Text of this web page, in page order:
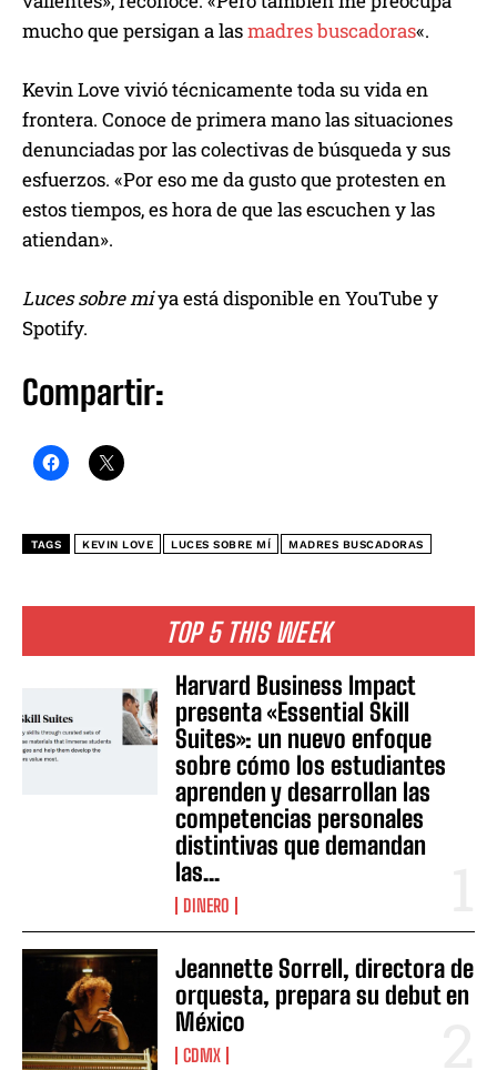
TOP 5 THIS WEEK
Harvard Business Impact
presenta «Essential Skill
Suites»: un nuevo enfoque
sobre cómo los estudiantes
aprenden y desarrollan las
competencias personales
distintivas que demandan
las...
DINERO
Jeannette Sorrell, directora de
orquesta, prepara su debut en
México
CDMX
mucho que persigan a lasmadres buscadoras«.
Kevin Love vivió técnicamente toda su vida en
frontera. Conoce de primera mano las situaciones
denunciadas por las colectivas de búsqueda y sus
esfuerzos. «Por eso me da gusto que protesten en
estos tiempos, es hora de que las escuchen y las
atiendan».
Luces sobre miya está disponible en YouTube y
Spotify.
Compartir:
TAGS KEVIN LOVE LUCES SOBRE MÍ MADRES BUSCADORAS